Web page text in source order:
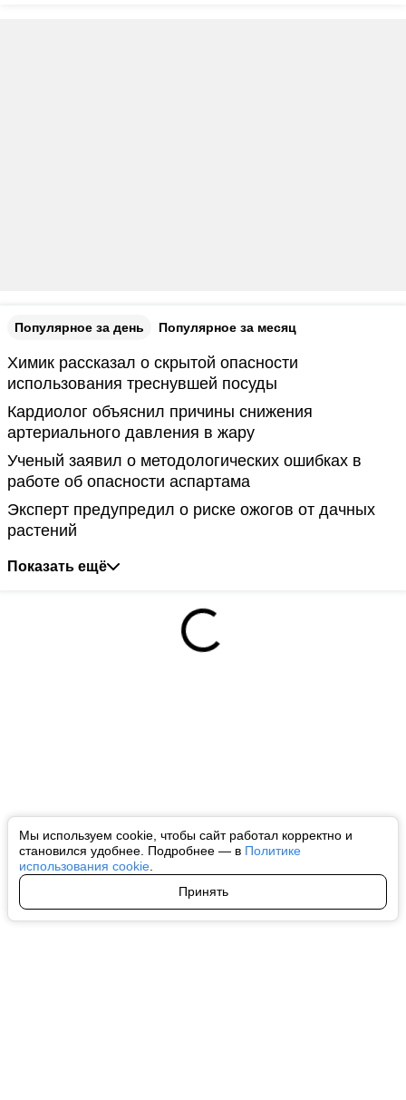
Мы используем cookie, чтобы сайт работал корректно и
становился удобнее. Подробнее — в Политике
использования cookie
Принять
Популярное за день Популярное за месяц
Химик рассказал о скрытой опасности
использования треснувшей посуды
Кардиолог объяснил причины снижения
артериального давления в жару
Ученый заявил о методологических ошибках в
работе об опасности аспартама
Эксперт предупредил о риске ожогов от дачных
растений
Показать ещё